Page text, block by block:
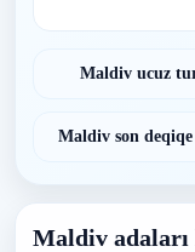
Maldiv ucuz
Maldiv son
Maldiv adaları